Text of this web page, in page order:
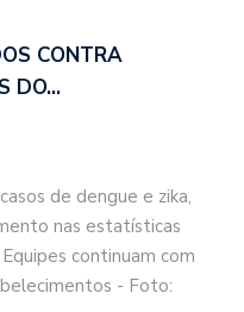
CONTRA
DO…
de dengue e zika,
nas estatísticas
continuam com
- Foto: